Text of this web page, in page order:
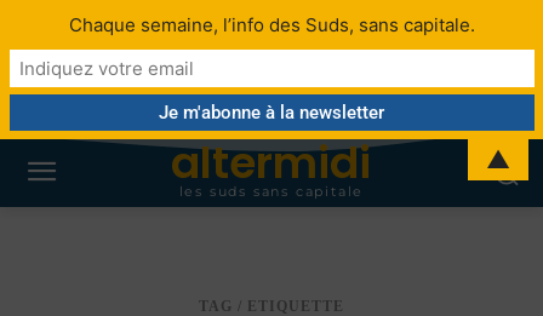
altermidi
les suds sans capitale
TAG / ETIQUETTE
Chaque semaine, l’info des Suds, sans capitale.
▲